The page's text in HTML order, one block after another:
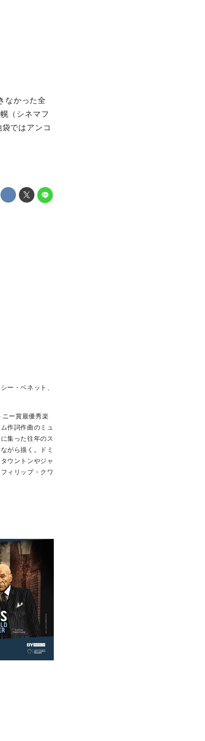
なかった全
（シネマフ
ではアンコ
ー・ベネット、
ー賞最優秀楽
作詞作曲のミュ
集った往年のス
がら描く。ドミ
ウントンやジャ
ィリップ・クワ